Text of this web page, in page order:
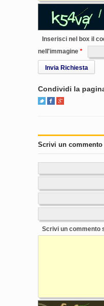
Inserisci nel box il
nell'immagine
Invia Richiesta
Condividi la
Scrivi un commento
Scrivi un commento